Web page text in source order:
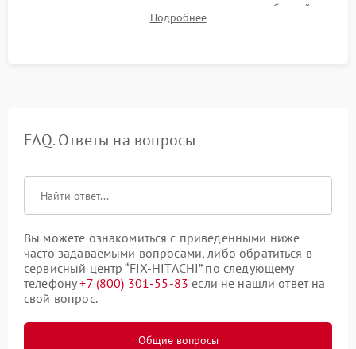
корректности слива, отсутствия излишних вибраций,
посторонних стуков и протечек под корпусом.
Подробнее
FAQ. Ответы на вопросы
Вы можете ознакомиться с приведенными ниже
часто задаваемыми вопросами, либо обратиться в
сервисный центр “FIX-HITACHI” по следующему
телефону+7 (800) 301-55-83 если не нашли ответ на
свой вопрос.
Общие вопросы